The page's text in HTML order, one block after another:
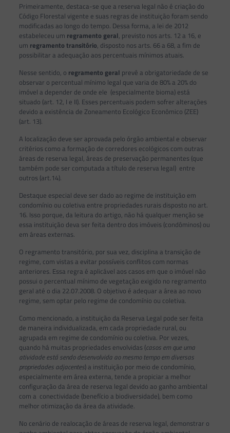
Primeiramente, destaca-se que a reserva legal não é criação do
Código Florestal vigente e suas regras de instituição foram sendo
modificadas ao longo do tempo. Dessa forma, a lei de 2012
estabeleceu um regramento geral, previsto nos arts. 12 a 16, e
um regramento transitório, disposto nos arts. 66 a 68, a fim de
possibilitar a adequação aos percentuais mínimos atuais.
Nesse sentido, o regramento geral prevê a obrigatoriedade de se
observar o percentual mínimo legal que varia de 80% a 20% do
imóvel a depender de onde ele (especialmente bioma) está
situado (art. 12, I e II). Esses percentuais podem sofrer alterações
devido a existência de Zoneamento Ecológico Econômico (ZEE)
(art. 13).
A localização deve ser aprovada pelo órgão ambiental e observar
critérios como a formação de corredores ecológicos com outras
áreas de reserva legal, áreas de preservação permanentes (que
também pode ser computada a título de reserva legal) entre
outros (art.14).
Destaque especial deve ser dado ao regime de instituição em
condomínio ou coletiva entre propriedades rurais disposto no art.
16. Isso porque, da leitura do artigo, não há qualquer menção se
essa instituição deva ser feita dentro dos imóveis (condôminos) ou
em áreas externas.
O regramento transitório, por sua vez, disciplina a transição de
regime, com vistas a evitar possíveis conflitos com normas
anteriores. Essa regra é aplicável aos casos em que o imóvel não
possui o percentual mínimo de vegetação exigido no regramento
geral até o dia 22.07.2008. O objetivo é adequar a área ao novo
regime, sem optar pelo regime de condomínio ou coletiva.
Como mencionado, a instituição da Reserva Legal pode ser feita
de maneira individualizada, em cada propriedade rural, ou
agrupada em regime de condomínio ou coletiva. Por vezes,
quando há muitas propriedades envolvidas (casos em que uma
atividade está sendo desenvolvida ao mesmo tempo em diversas
propriedades adjacentes) a instituição por meio de condomínio,
especialmente em área externa, tende a propiciar a melhor
configuração da área de reserva legal devido ao ganho ambiental
com a conectividade (benefício a biodiversidade), bem como
melhor otimização da área da atividade.
No cenário de realocação de áreas de reserva legal, demonstrar o